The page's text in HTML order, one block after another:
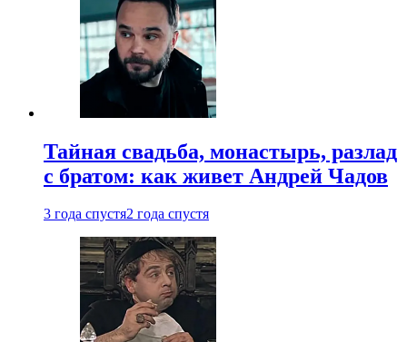
Тайная свадьба, монастырь, разлад
с братом: как живет Андрей Чадов
3 года спустя2 года спустя